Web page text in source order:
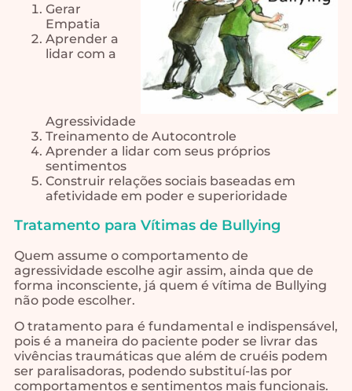
Gerar
Empatia
Aprender a
lidar com a
Agressividade
Treinamento de Autocontrole
Aprender a lidar com seus próprios
sentimentos
Construir relações sociais baseadas em
afetividade em poder e superioridade
Tratamento para Vítimas de Bullying
Quem assume o comportamento de
agressividade escolhe agir assim, ainda que de
forma inconsciente, já quem é vítima de Bullying
não pode escolher.
O tratamento para é fundamental e indispensável,
pois é a maneira do paciente poder se livrar das
vivências traumáticas que além de cruéis podem
ser paralisadoras, podendo substituí-las por
comportamentos e sentimentos mais funcionais.